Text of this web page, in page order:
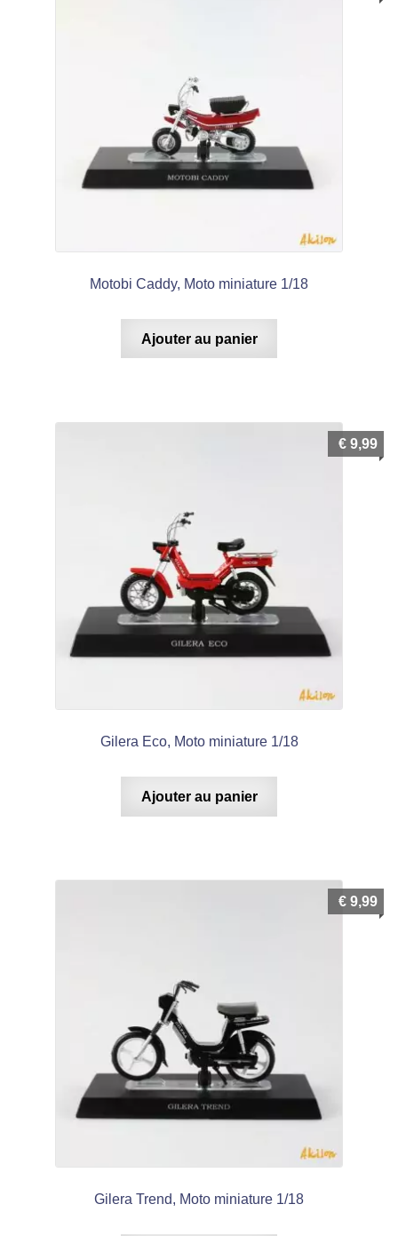
Motobi Caddy, Moto miniature 1/18
Ajouter au panier
Gilera Eco, Moto miniature 1/18
€ 9,99
Ajouter au panier
Gilera Trend, Moto miniature 1/18
€ 9,99